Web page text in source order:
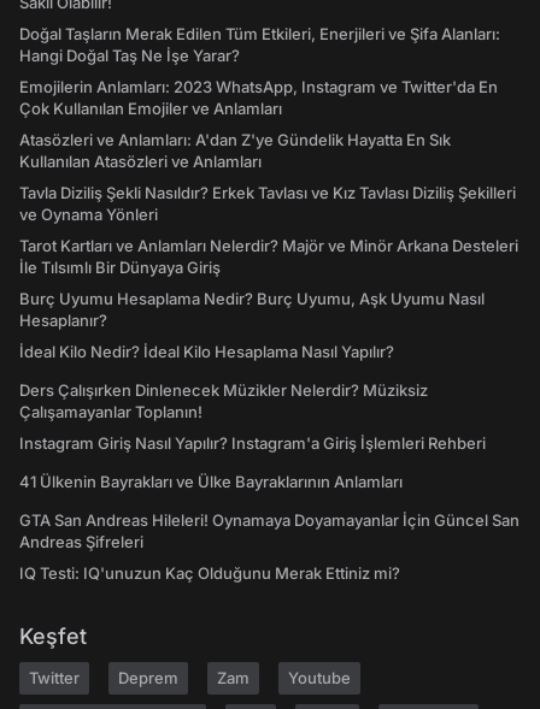
Doğal Taşların Merak Edilen Tüm Etkileri, Enerjileri ve Şifa Alanları:
Hangi Doğal Taş Ne İşe Yarar?
Emojilerin Anlamları: 2023 WhatsApp, Instagram ve Twitter'da En
Çok Kullanılan Emojiler ve Anlamları
Atasözleri ve Anlamları: A'dan Z'ye Gündelik Hayatta En Sık
Kullanılan Atasözleri ve Anlamları
Tavla Diziliş Şekli Nasıldır? Erkek Tavlası ve Kız Tavlası Diziliş Şekilleri
ve Oynama Yönleri
Tarot Kartları ve Anlamları Nelerdir? Majör ve Minör Arkana Desteleri
İle Tılsımlı Bir Dünyaya Giriş
Burç Uyumu Hesaplama Nedir? Burç Uyumu, Aşk Uyumu Nasıl
Hesaplanır?
İdeal Kilo Nedir? İdeal Kilo Hesaplama Nasıl Yapılır?
Ders Çalışırken Dinlenecek Müzikler Nelerdir? Müziksiz
Çalışamayanlar Toplanın!
Instagram Giriş Nasıl Yapılır? Instagram'a Giriş İşlemleri Rehberi
41 Ülkenin Bayrakları ve Ülke Bayraklarının Anlamları
GTA San Andreas Hileleri! Oynamaya Doyamayanlar İçin Güncel San
Andreas Şifreleri
IQ Testi: IQ'unuzun Kaç Olduğunu Merak Ettiniz mi?
Keşfet
Twitter Deprem Zam Youtube